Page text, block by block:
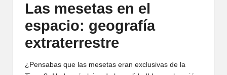
Las mesetas en el
espacio: geografía
extraterrestre
¿Pensabas que las mesetas eran exclusivas de la